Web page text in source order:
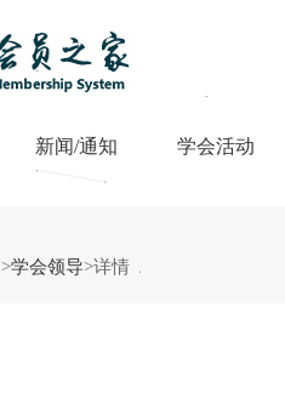
新闻/通知 学会活动
>学会领导>详情